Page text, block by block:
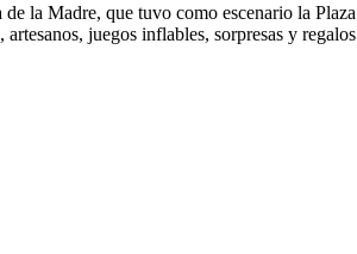
la Madre, que tuvo como escenario la
juegos inflables, sorpresas y